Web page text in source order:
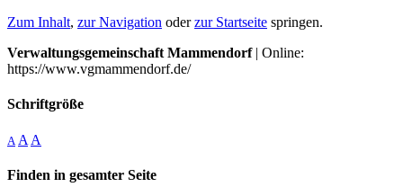
Zum Inhalt, zur Navigation oderzur Startseite springen.
Verwaltungsgemeinschaft Mammendorf| Online:
https://www.vgmammendorf.de/
Schriftgröße
A A A
Finden in gesamter Seite